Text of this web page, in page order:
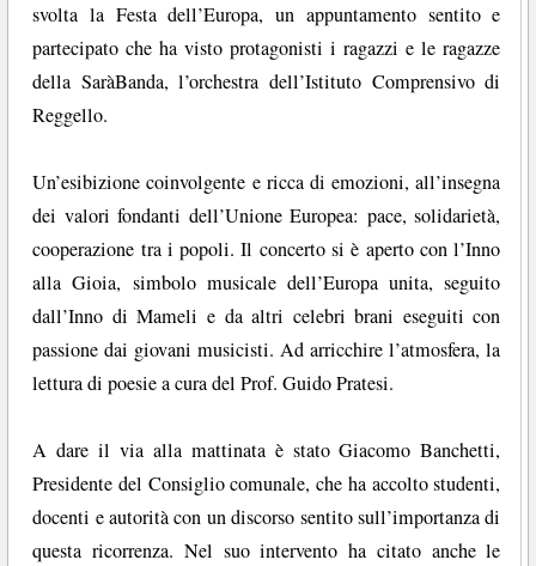
svolta la Festa dell’Europa, un appuntamento sentito e
partecipato che ha visto protagonisti i ragazzi e le ragazze
della SaràBanda, l’orchestra dell’Istituto Comprensivo di
Reggello.
Un’esibizione coinvolgente e ricca di emozioni, all’insegna
dei valori fondanti dell’Unione Europea: pace, solidarietà,
cooperazione tra i popoli. Il concerto si è aperto con l’Inno
alla Gioia, simbolo musicale dell’Europa unita, seguito
dall’Inno di Mameli e da altri celebri brani eseguiti con
passione dai giovani musicisti. Ad arricchire l’atmosfera, la
lettura di poesie a cura del Prof. Guido Pratesi.
A dare il via alla mattinata è stato Giacomo Banchetti,
Presidente del Consiglio comunale, che ha accolto studenti,
docenti e autorità con un discorso sentito sull’importanza di
questa ricorrenza. Nel suo intervento ha citato anche le